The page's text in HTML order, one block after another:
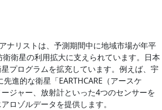
ナリストは、予測期間中に地域市場が年平
衛星の利用拡大に支えられています。日本
プログラムを拡充しています。例えば、宇
進的な衛星「EARTHCARE（アースケ
ジャー、放射計といった4つのセンサーを
ロゾルデータを提供します。